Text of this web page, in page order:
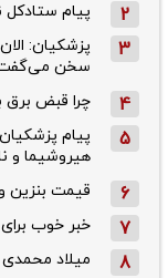
2 پیام ستادکل
3
پزشکیان:
سخن می‌گفت/
4 چرا قبض برق
5
پیام
هیروشیما و
6 قیمت بنزین
7 خبر خوب
8 میلاد